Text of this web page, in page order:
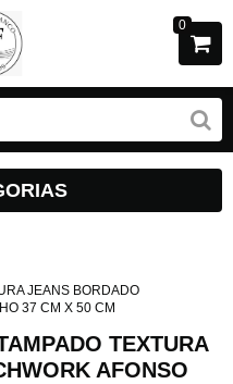
0
JEANS BORDADO
37 CM X 50 CM
TEXTURA
AFONSO